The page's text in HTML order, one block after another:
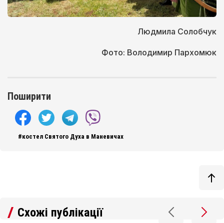
Людмила Солобчук
Фото: Володимир Пархомюк
Поширити
#костел Святого Духа в Маневичах
Схожі публікації